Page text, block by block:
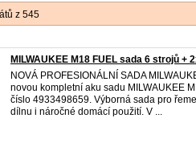
z 545
MILWAUKEE M18 FUEL sada 6 strojů +
NOVÁ PROFESIONÁLNÍ SADA
novou kompletní aku sadu MILWAUKEE
číslo 4933498659. Výborná sada pro
dílnu i náročné domácí použití. V ...